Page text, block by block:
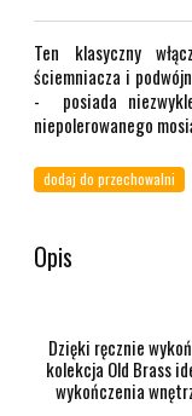
Ten klasyczny
ściemniacza i
- posiada
niepolerowanego
dodaj do przechowalni
Opis
Dzięki ręcznie
kolekcja Old Brass
wykończenia